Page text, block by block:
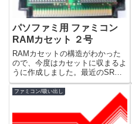
パソファミ用 ファミコン
RAMカセット ２号
RAMカセットの構造がわかった
ので、今度はカセットに収まるよ
うに作成しました。最近のSRAM
はSOPタイプが多いので、この
SOPタイプを使用して作成しま
す。写真はSOPタイプとDIPタイ
プ、SOPのSRAMを変換基板に
ハンダづけした物です。...
ファミコン/吸い出し